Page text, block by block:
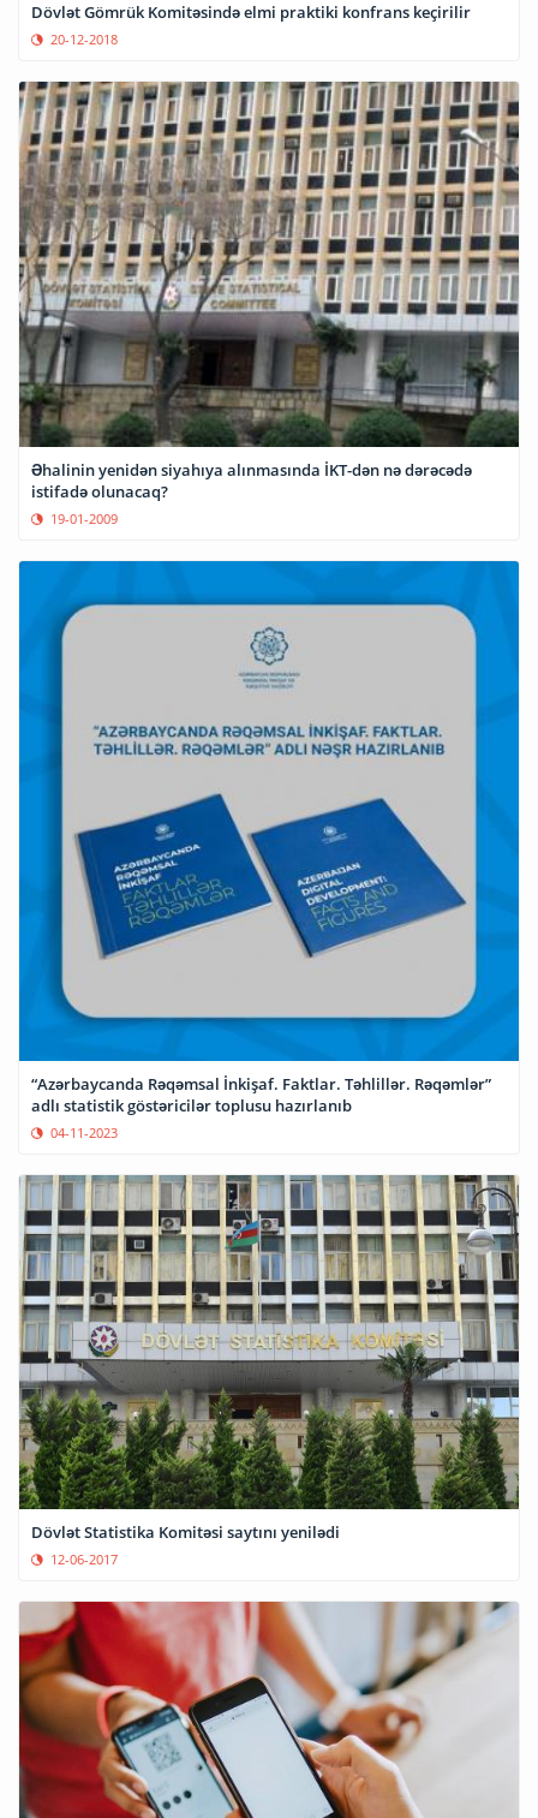
Dövlət Gömrük Komitəsində elmi praktiki konfrans keçirilir
20-12-2018
Əhalinin yenidən siyahıya alınmasında İKT-dən nə dərəcədə
istifadə olunacaq?
19-01-2009
“Azərbaycanda Rəqəmsal İnkişaf. Faktlar. Təhlillər. Rəqəmlər”
adlı statistik göstəricilər toplusu hazırlanıb
04-11-2023
Dövlət Statistika Komitəsi saytını yenilədi
12-06-2017